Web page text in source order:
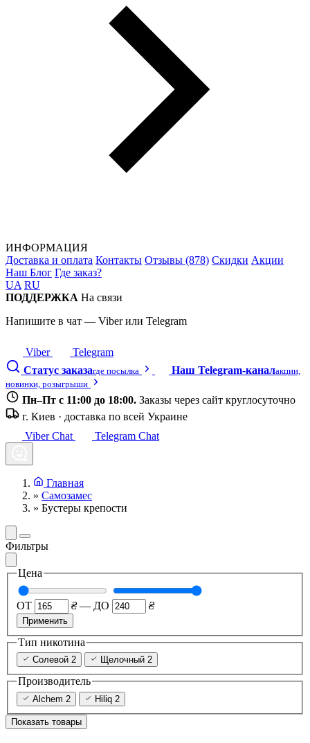
ИНФОРМАЦИЯ
Доставка и оплата Контакты Отзывы (878) Скидки Акции
Наш Блог Где заказ?
UA RU
ПОДДЕРЖКА На связи
Напишите в чат — Viber или Telegram
Viber
Telegram
Статус заказагде посылка Наш Telegram-каналакции,
новинки, розыгрыши
Пн–Пт с 11:00 до 18:00. Заказы через сайт круглосуточно
г. Киев · доставка по всей Украине
Viber Chat
Telegram Chat
Главная
» Самозамес
» Бустеры крепости
Фильтры
Цена
ОТ ₴ — ДО ₴
Применить
Тип никотина
Солевой 2 Щелочный 2
Производитель
Alchem 2 Hiliq 2
Показать товары